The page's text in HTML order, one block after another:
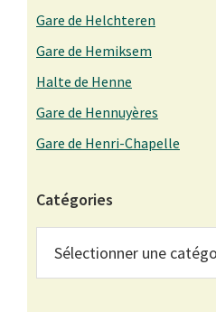
Gare de Helchteren
Gare de Hemiksem
Halte de Henne
Gare de Hennuyères
Gare de Henri-Chapelle
Catégories